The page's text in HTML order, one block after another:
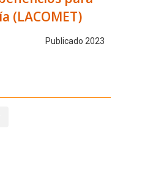
(LACOMET)
Publicado 2023